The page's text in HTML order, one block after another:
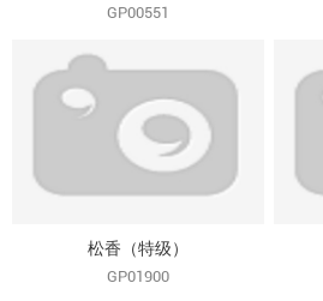
GP00551
松香（特级）
GP01900